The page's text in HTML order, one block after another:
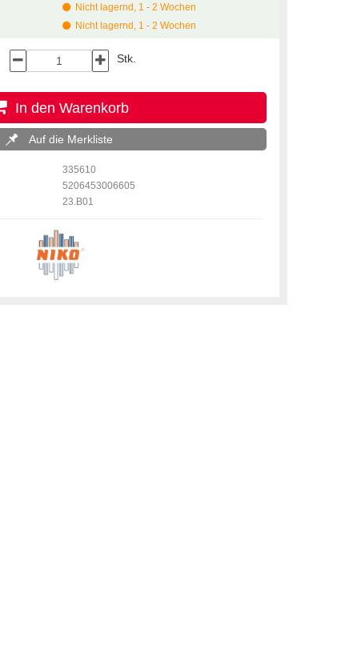
Nicht lagernd, 1 - 2 Wochen
Nicht lagernd, 1 - 2 Wochen
Stk.
In den Warenkorb
Auf die Merkliste
335610
5206453006605
23.B01